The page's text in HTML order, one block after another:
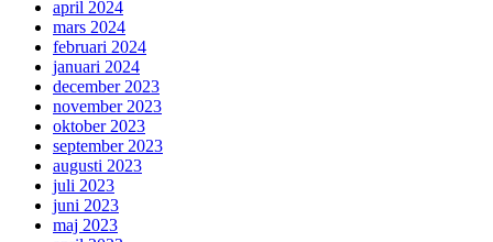
april 2024
mars 2024
februari 2024
januari 2024
december 2023
november 2023
oktober 2023
september 2023
augusti 2023
juli 2023
juni 2023
maj 2023